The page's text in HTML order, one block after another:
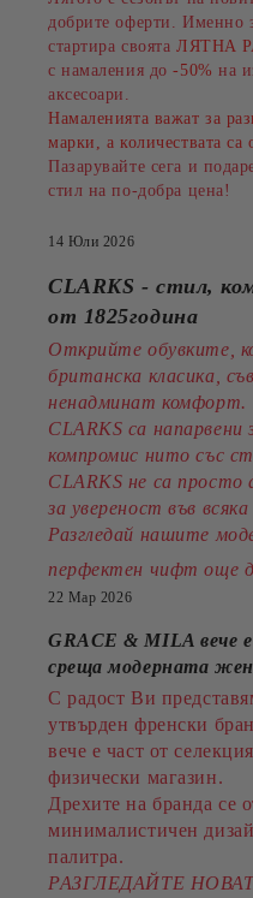
добрите оферти. Именно
стартира своята ЛЯТНА
с намаления до -50% на
аксесоари.
Намаленията важат за
марки, а количествата са
Пазарувайте сега и
стил на по-добра цена!
14 Юли 2026
CLARKS - стил,
от 1825година
Открийте обувките,
британска класика,
ненадминат комфорт.
CLARKS са напарвени
компромис нито със
CLARKS не са просто
за увереност във
Разгледай нашите
перфектен чифт още
22 Мар 2026
GRACE & MILA вече
среща модерната
С радост Ви
утвърден френски
вече е част от
физически магазин.
Дрехите на бранда се
минималистичен
палитра.
РАЗГЛЕДАЙТЕ